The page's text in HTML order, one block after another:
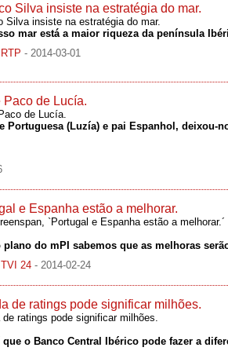
Silva insiste na estratégia do mar.
Silva insiste na estratégia do mar.
mar está a maior riqueza da península
RTP - 2014-03-01
Paco de Lucía.
de Lucía.
Portuguesa (Luzía) e pai Espanhol, deixou-
e Espanha estão a melhorar.
`Portugal e Espanha estão a melhorar.´
plano do mPI sabemos que as melhoras
TVI 24 - 2014-02-24
de ratings pode significar milhões.
de ratings pode significar milhões.
que o Banco Central Ibérico pode fazer a